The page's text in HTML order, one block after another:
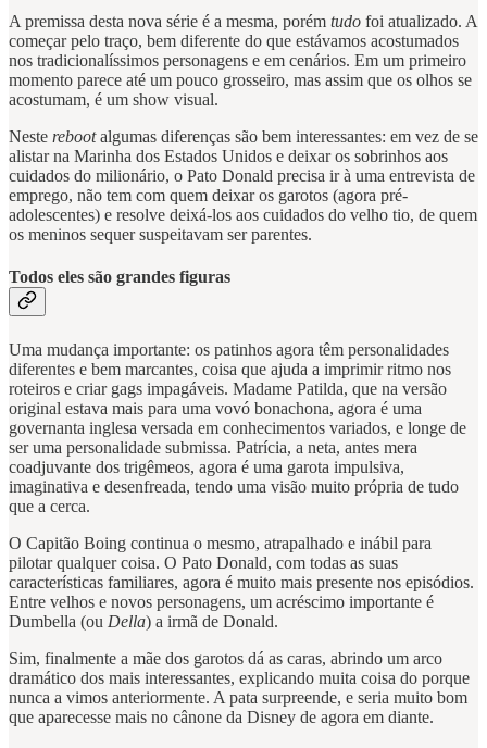
A premissa desta nova série é a mesma, porém tudo foi atualizado. A
começar pelo traço, bem diferente do que estávamos acostumados
nos tradicionalíssimos personagens e em cenários. Em um primeiro
momento parece até um pouco grosseiro, mas assim que os olhos se
acostumam, é um show visual.
Neste rebootalgumas diferenças são bem interessantes: em vez de se
alistar na Marinha dos Estados Unidos e deixar os sobrinhos aos
cuidados do milionário, o Pato Donald precisa ir à uma entrevista de
emprego, não tem com quem deixar os garotos (agora pré-
adolescentes) e resolve deixá-los aos cuidados do velho tio, de quem
os meninos sequer suspeitavam ser parentes.
Todos eles são grandes figuras
Uma mudança importante: os patinhos agora têm personalidades
diferentes e bem marcantes, coisa que ajuda a imprimir ritmo nos
roteiros e criar gags impagáveis. Madame Patilda, que na versão
original estava mais para uma vovó bonachona, agora é uma
governanta inglesa versada em conhecimentos variados, e longe de
ser uma personalidade submissa. Patrícia, a neta, antes mera
coadjuvante dos trigêmeos, agora é uma garota impulsiva,
imaginativa e desenfreada, tendo uma visão muito própria de tudo
que a cerca.
O Capitão Boing continua o mesmo, atrapalhado e inábil para
pilotar qualquer coisa. O Pato Donald, com todas as suas
características familiares, agora é muito mais presente nos episódios.
Entre velhos e novos personagens, um acréscimo importante é
Dumbella (ou Della) a irmã de Donald.
Sim, finalmente a mãe dos garotos dá as caras, abrindo um arco
dramático dos mais interessantes, explicando muita coisa do porque
nunca a vimos anteriormente. A pata surpreende, e seria muito bom
que aparecesse mais no cânone da Disney de agora em diante.